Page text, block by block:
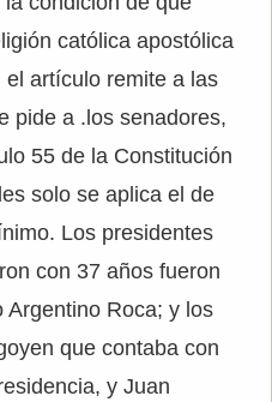
católica apostólica
artículo remite a las
pide a .los senadores,
55 de la Constitución
solo se aplica el de
Los presidentes
con 37 años fueron
Argentino Roca; y los
que contaba con
y Juan